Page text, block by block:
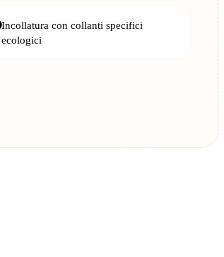
Incollatura con collanti specifici
ecologici